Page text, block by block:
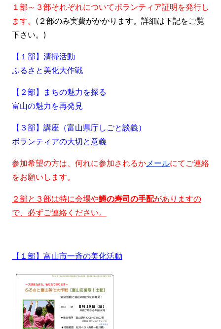
１部～３部それぞれについてボランティア証明を発行し
ます。 (２部のみ実費がかかります。詳細は下記をご覧
下さい。)
【１部】清掃活動
ふるさと美化大作戦
【２部】まちの魅力を探る
富山の魅力を再発見
【３部】講座（富山県庁しごと談義）
ボランティアの大切と意義
参加希望の方は、何れに参加されるかメールにてご連絡
をお願いします。
２部と３部は特に会場や鱒の寿司の手配がありますの
で、必ずご連絡ください。
【１部】富山市一斉の美化活動